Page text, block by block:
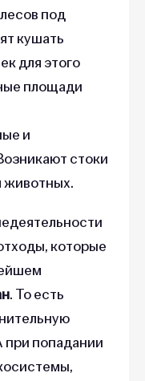
под
кушать
для этого
площади
и
стоки
животных.
которые
. То есть
при попадании